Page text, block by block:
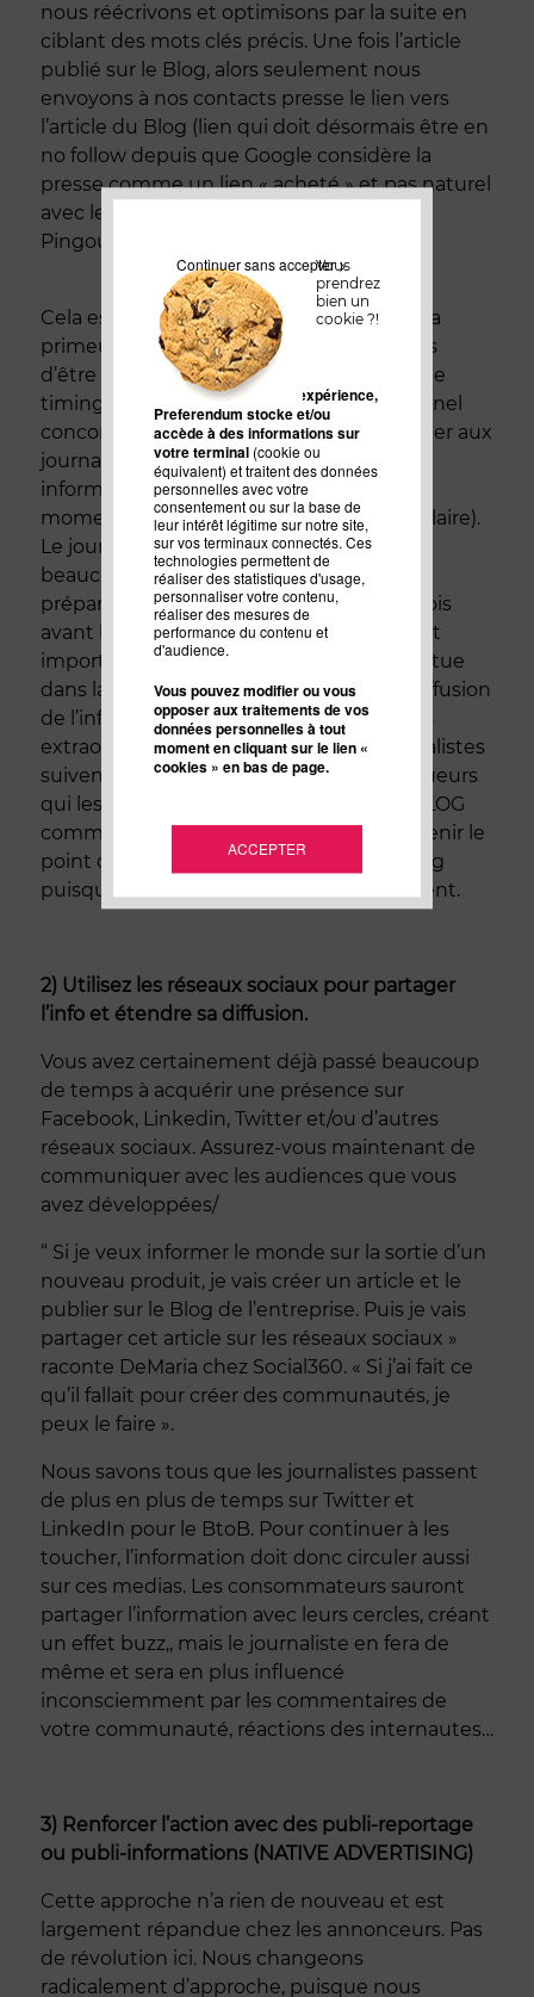
Vous
prendrez
bien un
cookie ?!
Pour améliorer votre expérience,
Preferendum stocke et/ou
accède à des informations sur
votre terminal (cookie ou
équivalent) et traitent des données
personnelles avec votre
consentement ou sur la base de
leur intérêt légitime sur notre site,
sur vos terminaux connectés. Ces
technologies permettent de
réaliser des statistiques d'usage,
personnaliser votre contenu,
réaliser des mesures de
performance du contenu et
d'audience.
Vous pouvez modifier ou vous
opposer aux traitements de vos
données personnelles à tout
moment en cliquant sur le lien «
cookies » en bas de page.
ACCEPTER
Continuer sans accepter >
nous réécrivons et optimisons par la suite en
ciblant des mots clés précis. Une fois l’article
publié sur le Blog, alors seulement nous
envoyons à nos contacts presse le lien vers
l’article du Blog (lien qui doit désormais être en
no follow depuis que Google considère la
presse comme un lien « acheté » et pas naturel
avec le dernière mise à jour de Google
Pingouin).
Cela est naturellement possible lorsque la
primeur de l’information ne nécessite pas
d’être donné aux journalistes ou lorsque le
timing par rapport au planning rédactionnel
concorde. Ainsi on ne va pas communiquer aux
journalistes et aux consommateurs les
informations sur la nouveauté au même
moment (exemple le cas d’une crème solaire).
Le journaliste a généralement besoin de
beaucoup plus de temps en amont pour
préparer son dossier (parfois plusieurs mois
avant la publication de son sujet). L’apport
important d’une attachée de presse se situe
dans la gestion et la planification de la diffusion
de l’information et si un Blog est un relais
extraordinaire, que l’on sait que les journalistes
suivent ceux des marques ou des bloggueurs
qui les intéressent, il faut considérer le BLOG
comme une valeur ajoutée qui peut devenir le
point central de votre stratégie marketing
puisque c'est un média qui vous appartient.
2) Utilisez les réseaux sociaux pour partager
l’info et étendre sa diffusion.
Vous avez certainement déjà passé beaucoup
de temps à acquérir une présence sur
Facebook, Linkedin, Twitter et/ou d’autres
réseaux sociaux. Assurez-vous maintenant de
communiquer avec les audiences que vous
avez développées/
“ Si je veux informer le monde sur la sortie d’un
nouveau produit, je vais créer un article et le
publier sur le Blog de l’entreprise. Puis je vais
partager cet article sur les réseaux sociaux »
raconte DeMaria chez Social360. « Si j’ai fait ce
qu’il fallait pour créer des communautés, je
peux le faire ».
Nous savons tous que les journalistes passent
de plus en plus de temps sur Twitter et
LinkedIn pour le BtoB. Pour continuer à les
toucher, l’information doit donc circuler aussi
sur ces medias. Les consommateurs sauront
partager l’information avec leurs cercles, créant
un effet buzz,, mais le journaliste en fera de
même et sera en plus influencé
inconsciemment par les commentaires de
votre communauté, réactions des internautes…
3) Renforcer l’action avec des publi-reportage
ou publi-informations (NATIVE ADVERTISING)
Cette approche n’a rien de nouveau et est
largement répandue chez les annonceurs. Pas
de révolution ici. Nous changeons
radicalement d’approche, puisque nous